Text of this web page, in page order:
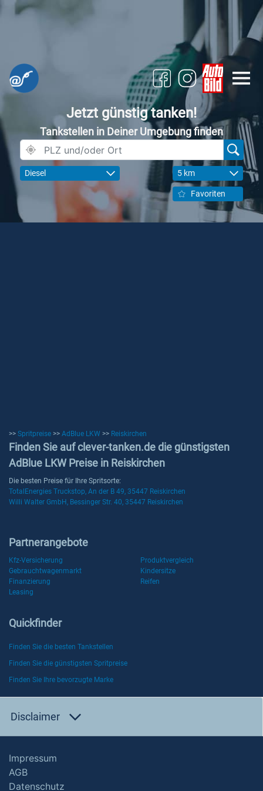
Jetzt günstig tanken!
Tankstellen in Deiner Umgebung finden
Diesel 5 km
Favoriten
>> Spritpreise >> AdBlue LKW >> Reiskirchen
Finden Sie auf clever-tanken.de die günstigsten
AdBlue LKW Preise in Reiskirchen
Die besten Preise für Ihre Spritsorte:
TotalEnergies Truckstop, An der B 49, 35447 Reiskirchen
Willi Walter GmbH, Bessinger Str. 40, 35447 Reiskirchen
Partnerangebote
Kfz-Versicherung
Produktvergleich
Gebrauchtwagenmarkt
Kindersitze
Finanzierung
Reifen
Leasing
Quickfinder
Finden Sie die besten Tankstellen
Finden Sie die günstigsten Spritpreise
Finden Sie Ihre bevorzugte Marke
Disclaimer
Impressum
AGB
Datenschutz